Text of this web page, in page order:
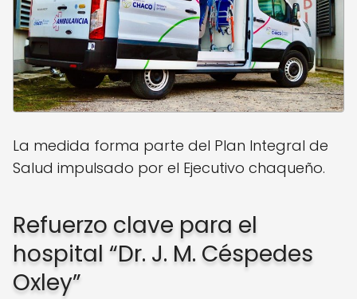
La medida forma parte del Plan Integral de
Salud impulsado por el Ejecutivo chaqueño.
Refuerzo clave para el
hospital “Dr. J. M. Céspedes
Oxley”